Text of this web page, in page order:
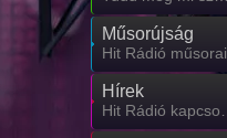
Műsorújság
Hit Rádió műsorai
Hírek